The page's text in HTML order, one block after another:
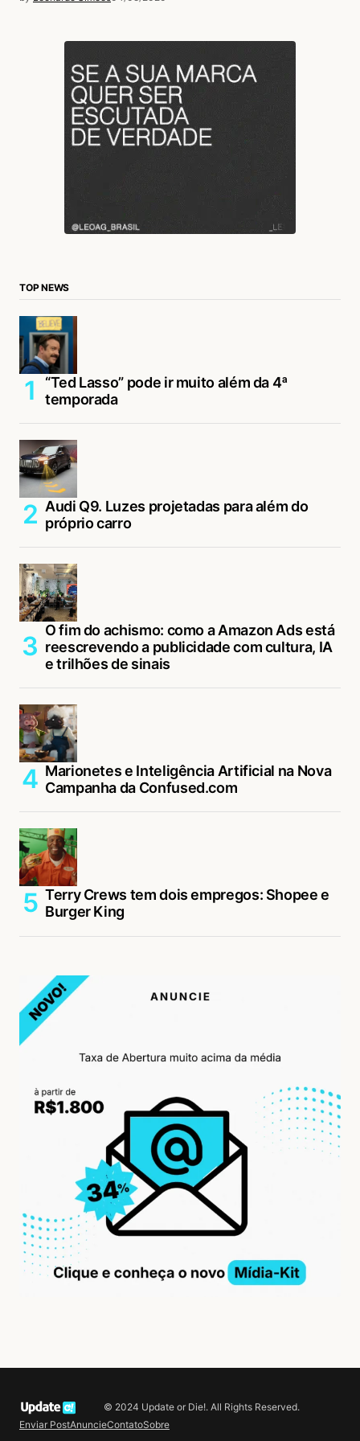
Acesse para responder
18/05/2020 às 10:34 PM
YouTube , What a Difference a Day Makes ,
Betty Johnson
TOP NEWS
“Ted Lasso” pode ir muito além da 4ª
temporada
Audi Q9. Luzes projetadas para além do
próprio carro
O fim do achismo: como a Amazon Ads está
reescrevendo a publicidade com cultura, IA
e trilhões de sinais
Marionetes e Inteligência Artificial na Nova
Campanha da Confused.com
Terry Crews tem dois empregos: Shopee e
Burger King
© 2024 Update or Die!. All Rights Reserved.
Enviar PostAnuncieContatoSobre